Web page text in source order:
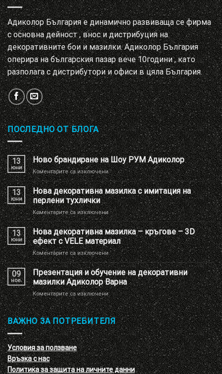
Адиколор България е динамично развиваща се фирма
с основна дейност , внос и дистрибуция на
декоративните бои и мазилки. Адиколор България
оперира на българския пазар вече 10години , като
разполага с дистрибутори и офиси в цяла България.
ПОСЛЕДНО ОТ БЛОГА
13
юни
Ново брандиране на Шоу РУМ Адиколор
Коментарите са изключениза
Ново
брандиране
на
Шоу
РУМ
Адиколор
13
юни
Нова декоративна мазилка с имитация на
перлени тухлички
Коментарите са изключениза
Нова
декоративна
мазилка
с
имитация
на
перлени
тухлички
13
юни
Нова декоративна мазилка – кръгове – 3D
ефект с VELE материал
Коментарите са изключениза
Нова
декоративна
мазилка
–
кръгове
–
3D
ефект
с
VELE
материал
09
ное.
Презентация и обучение на декоративни
мазилки Адиколор Варна
Коментарите са изключениза
Презентация
и
обучение
на
декоративни
мазилки
Адиколор
Варна
ВАЖНО ЗА ПОТРЕБИТЕЛЯ
Условия за ползване
Връзка с нас
Политика за защита на личните данни